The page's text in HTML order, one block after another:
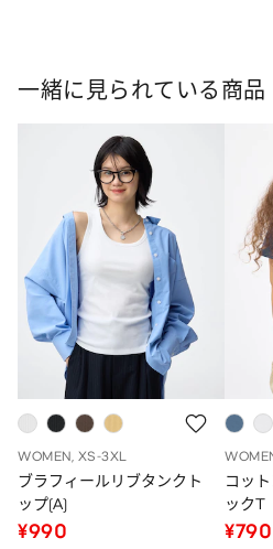
一緒に見られている商品
WOMEN, XS-3XL
ブラフィールリブタンクト
ップ(A)
¥990
コッ
ックT
¥790